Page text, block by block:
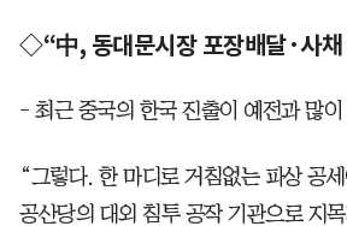
◇“中, 동대문시장 포장배달·사채
- 최근 중국의 한국 진출이 예전과 많
“그렇다. 한 마디로 거침없는 파상 공
공산당의 대외 침투 공작 기관으로 지